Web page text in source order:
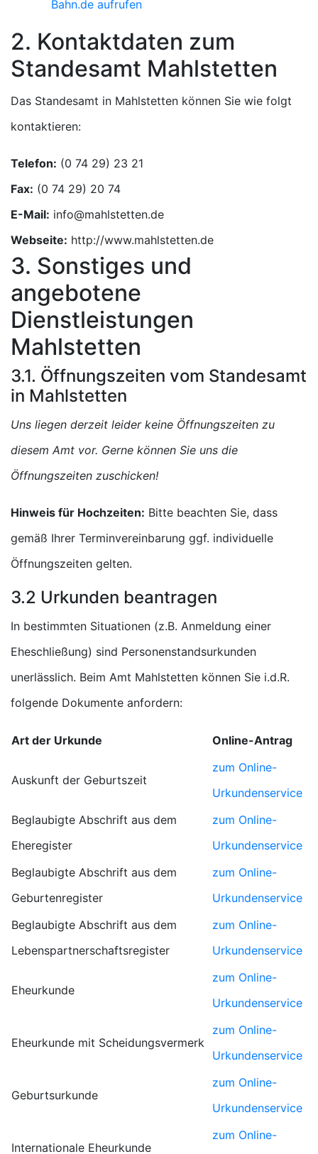
Bahn.de aufrufen
2. Kontaktdaten zum
Standesamt Mahlstetten
Das Standesamt in Mahlstetten können Sie wie folgt
kontaktieren:
Telefon:
Fax:
E-Mail:
Webseite: http://www.mahlstetten.de
3. Sonstiges und
angebotene
Dienstleistungen
Mahlstetten
3.1. Öffnungszeiten vom Standesamt
in Mahlstetten
Uns liegen derzeit leider keine Öffnungszeiten zu
diesem Amt vor. Gerne können Sie uns die
Öffnungszeiten zuschicken!
Hinweis für Hochzeiten: Bitte beachten Sie, dass
gemäß Ihrer Terminvereinbarung ggf. individuelle
Öffnungszeiten gelten.
3.2 Urkunden beantragen
In bestimmten Situationen (z.B. Anmeldung einer
Eheschließung) sind Personenstandsurkunden
unerlässlich. Beim Amt Mahlstetten können Sie i.d.R.
folgende Dokumente anfordern:
Art der Urkunde Online-Antrag
Auskunft der Geburtszeit
zum Online-
Urkundenservice
Beglaubigte Abschrift aus dem
Eheregister
zum Online-
Urkundenservice
Beglaubigte Abschrift aus dem
Geburtenregister
zum Online-
Urkundenservice
Beglaubigte Abschrift aus dem
Lebenspartnerschaftsregister
zum Online-
Urkundenservice
Eheurkunde
zum Online-
Urkundenservice
Eheurkunde mit Scheidungsvermerk
zum Online-
Urkundenservice
Geburtsurkunde
zum Online-
Urkundenservice
Internationale Eheurkunde
zum Online-